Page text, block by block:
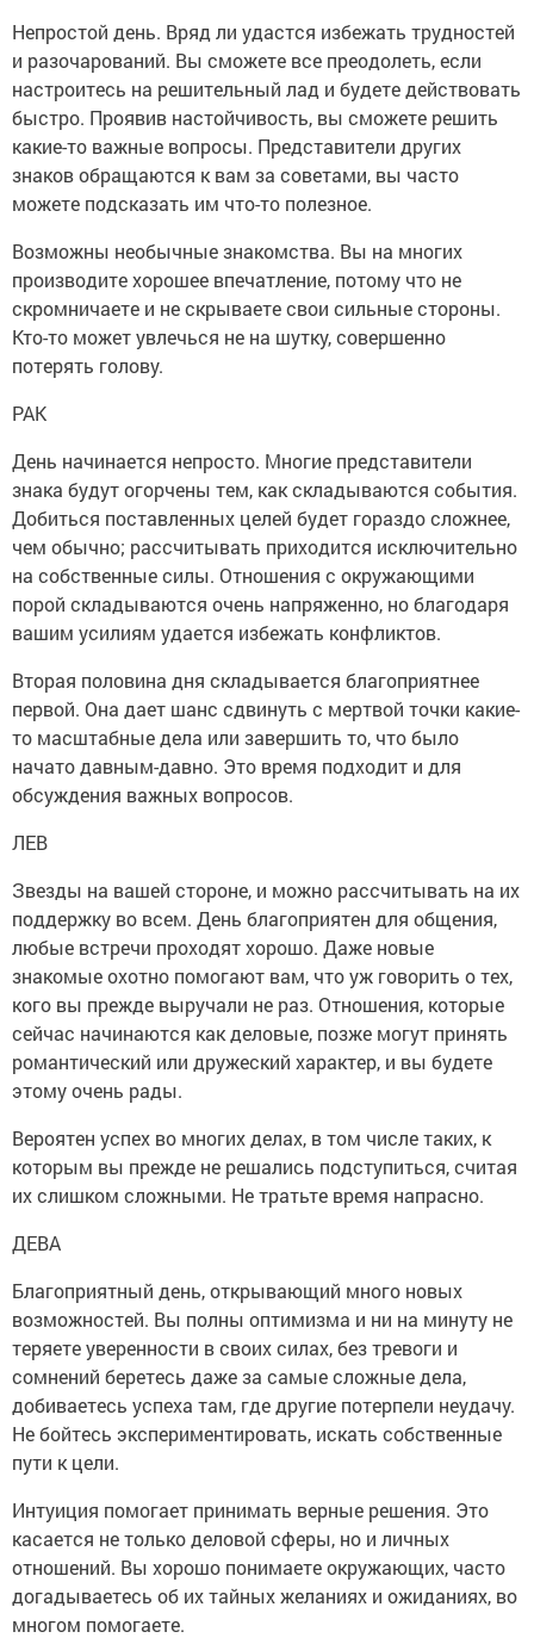
Непростой день. Вряд ли удастся избежать трудностей
и разочарований. Вы сможете все преодолеть, если
настроитесь на решительный лад и будете действовать
быстро. Проявив настойчивость, вы сможете решить
какие-то важные вопросы. Представители других
знаков обращаются к вам за советами, вы часто
можете подсказать им что-то полезное.
Возможны необычные знакомства. Вы на многих
производите хорошее впечатление, потому что не
скромничаете и не скрываете свои сильные стороны.
Кто-то может увлечься не на шутку, совершенно
потерять голову.
РАК
День начинается непросто. Многие представители
знака будут огорчены тем, как складываются события.
Добиться поставленных целей будет гораздо сложнее,
чем обычно; рассчитывать приходится исключительно
на собственные силы. Отношения с окружающими
порой складываются очень напряженно, но благодаря
вашим усилиям удается избежать конфликтов.
Вторая половина дня складывается благоприятнее
первой. Она дает шанс сдвинуть с мертвой точки какие-
то масштабные дела или завершить то, что было
начато давным-давно. Это время подходит и для
обсуждения важных вопросов.
ЛЕВ
Звезды на вашей стороне, и можно рассчитывать на их
поддержку во всем. День благоприятен для общения,
любые встречи проходят хорошо. Даже новые
знакомые охотно помогают вам, что уж говорить о тех,
кого вы прежде выручали не раз. Отношения, которые
сейчас начинаются как деловые, позже могут принять
романтический или дружеский характер, и вы будете
этому очень рады.
Вероятен успех во многих делах, в том числе таких, к
которым вы прежде не решались подступиться, считая
их слишком сложными. Не тратьте время напрасно.
ДЕВА
Благоприятный день, открывающий много новых
возможностей. Вы полны оптимизма и ни на минуту не
теряете уверенности в своих силах, без тревоги и
сомнений беретесь даже за самые сложные дела,
добиваетесь успеха там, где другие потерпели неудачу.
Не бойтесь экспериментировать, искать собственные
пути к цели.
Интуиция помогает принимать верные решения. Это
касается не только деловой сферы, но и личных
отношений. Вы хорошо понимаете окружающих, часто
догадываетесь об их тайных желаниях и ожиданиях, во
многом помогаете.